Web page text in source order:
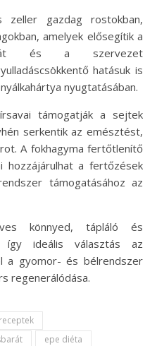
gazdag rostokban,
amelyek elősegítik a
és a szervezet
hatásuk is
nyugtatásában.
támogatják a sejtek
serkentik az emésztést,
A fokhagyma fertőtlenítő
hozzájárulhat a fertőzések
támogatásához az
könnyed, tápláló és
így ideális választás az
a gyomor- és bélrendszer
regenerálódása.
epe diéta